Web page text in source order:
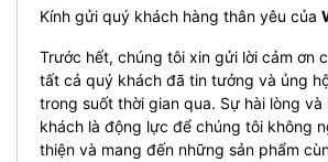
Kính gửi quý khách hàng thân yêu của
Trước hết, chúng tôi xin gửi lời cảm ơn
tất cả quý khách đã tin tưởng và ủng
trong suốt thời gian qua. Sự hài lòng
khách là động lực để chúng tôi không
thiện và mang đến những sản phẩm